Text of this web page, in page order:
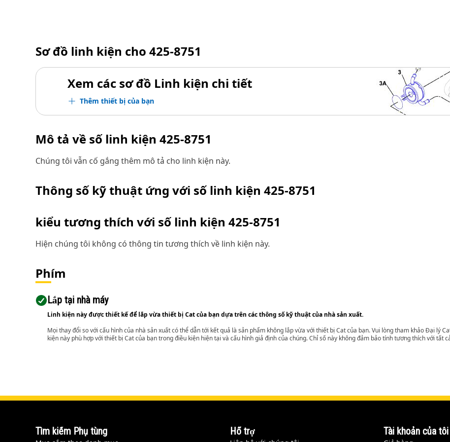
Sơ đồ linh kiện cho 425-8751
Xem các sơ đồ Linh kiện chi tiết
Thêm thiết bị của bạn
Mô tả về số linh kiện 425-8751
Chúng tôi vẫn cố gắng thêm mô tả cho linh kiện này.
Thông số kỹ thuật ứng với số linh kiện 425-8751
kiểu tương thích với số linh kiện 425-8751
Hiện chúng tôi không có thông tin tương thích về linh kiện này.
Phím
Lắp tại nhà máy
Linh kiện này được thiết kế để lắp vừa thiết bị Cat của bạn dựa trên các thông số kỹ thuật của nhà sản xuất.
Mọi thay đổi so với cấu hình của nhà sản xuất có thể dẫn tới kết quả là sản phẩm không lắp vừa với thiết bị Cat của bạn. Vui lòng tham khảo Đại lý
kiện này phù hợp với thiết bị Cat của bạn trong điều kiện hiện tại và cấu hình giả định của chúng. Chỉ số này không đảm bảo tính tương thích với tất
Tìm kiếm Phụ tùng Hỗ trợ Tài khoản của tôi